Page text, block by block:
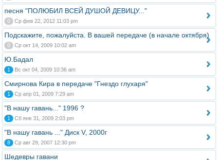
песня "ПОЛЮБИЛ ВСЕЙ ДУШОЙ ДЕВИЦУ..."
0 Ср фев 22, 2012 11:03 pm
Подскажите, пожалуйста. В вашей передаче (в начале октября)
0 Ср окт 14, 2009 10:02 am
Ю.Бадал
1 Вс окт 04, 2009 10:36 am
Смирнова Кира в передаче "Гнездо глухаря"
1 Ср апр 01, 2009 7:29 am
"В нашу гавань..." 1996 ?
1 Сб янв 31, 2009 2:03 pm
"В нашу гавань ..." Диск V, 2000г
8 Ср авг 29, 2007 12:30 pm
Шедевры гавани